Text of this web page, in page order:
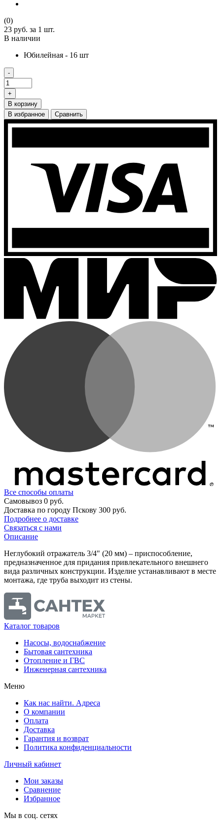
(0)
23 руб. за 1 шт.
В наличии
Юбилейная - 16 шт
-
+
В корзину
В избранное
Сравнить
Все способы оплаты
Самовывоз 0 руб.
Доставка по городу Пскову 300 руб.
Подробнее о доставке
Связаться с нами
Описание
Неглубокий отражатель 3/4" (20 мм) – приспособление,
предназначенное для придания привлекательного внешнего
вида различных конструкции. Изделие устанавливают в месте
монтажа, где труба выходит из стены.
Каталог товаров
Насосы, водоснабжение
Бытовая сантехника
Отопление и ГВС
Инженерная сантехника
Меню
Как нас найти. Адреса
О компании
Оплата
Доставка
Гарантия и возврат
Политика конфиденциальности
Личный кабинет
Мои заказы
Сравнение
Избранное
Мы в соц. сетях